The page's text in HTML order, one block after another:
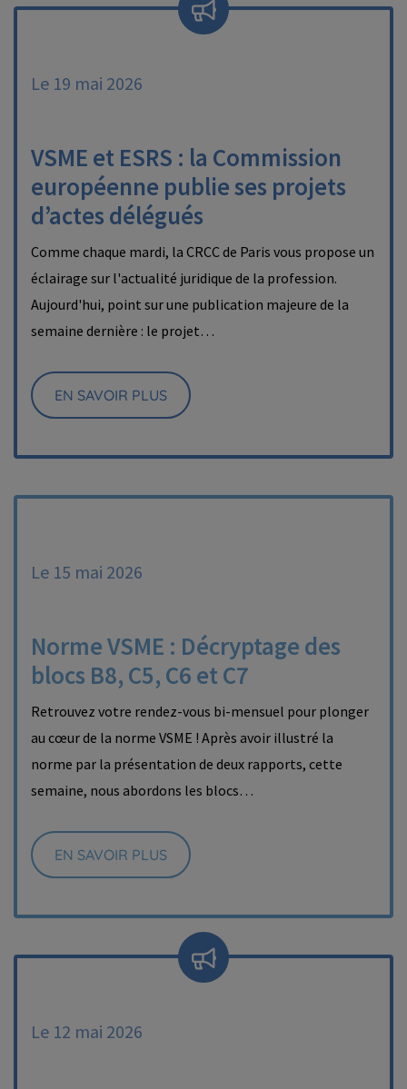
Le 19 mai 2026
VSME et ESRS : la Commission
européenne publie ses projets
d’actes délégués
Comme chaque mardi, la CRCC de Paris vous propose un
éclairage sur l'actualité juridique de la profession.
Aujourd'hui, point sur une publication majeure de la
semaine dernière : le projet…
EN SAVOIR PLUS
Le 15 mai 2026
Norme VSME : Décryptage des
blocs B8, C5, C6 et C7
Retrouvez votre rendez-vous bi-mensuel pour plonger
au cœur de la norme VSME ! Après avoir illustré la
norme par la présentation de deux rapports, cette
semaine, nous abordons les blocs…
EN SAVOIR PLUS
Le 12 mai 2026